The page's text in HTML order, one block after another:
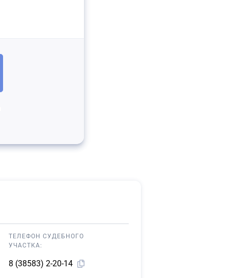
ТЕЛЕФОН СУДЕБНОГО
УЧАСТКА:
8 (38583) 2-20-14